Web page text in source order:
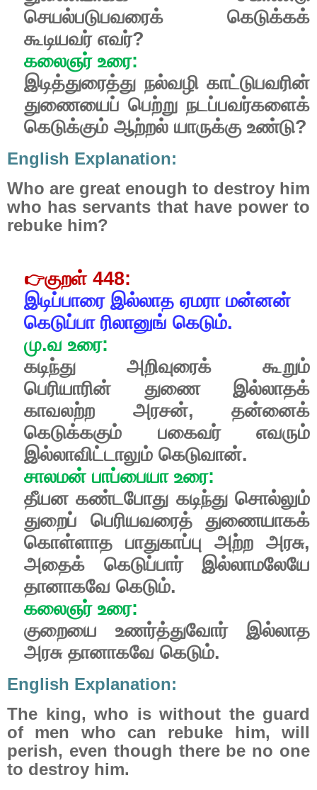
செயல்படுபவரைக்
கெடுக்கக்
கூடியவர் எவர்?
கலைஞர் உரை:
இடித்துரைத்து நல்வழி காட்டுபவரின்
துணையைப் பெற்று நடப்பவர்களைக்
கெடுக்கும் ஆற்றல் யாருக்கு உண்டு?
English Explanation:
Who are great enough to destroy him
who has servants that have power to
rebuke him?
👉குறள்448:
இடிப்பாரை இல்லாத ஏமரா மன்னன்
கெடுப்பா ரிலானுங் கெடும்.
மு.வ உரை:
கடிந்து
அறிவுரைக்
கூறும்
பெரியாரின்
துணை
இல்லாதக்
காவலற்ற
அரசன், தன்னைக்
கெடுக்ககும்
பகைவர்
எவரும்
இல்லாவிட்டாலும் கெடுவான்.
சாலமன் பாப்பையா உரை:
தீயன கண்டபோது கடிந்து சொல்லும்
துறைப்
பெரியவரைத்
துணையாகக்
கொள்ளாத பாதுகாப்பு அற்ற அரசு,
அதைக்
கெடுப்பார்
இல்லாமலேயே
தானாகவே கெடும்.
கலைஞர் உரை:
குறையை
உணர்த்துவோர்
இல்லாத
அரசு தானாகவே கெடும்.
English Explanation:
The king, who is without the guard
of men who can rebuke him, will
perish, even though there be no one
to destroy him.